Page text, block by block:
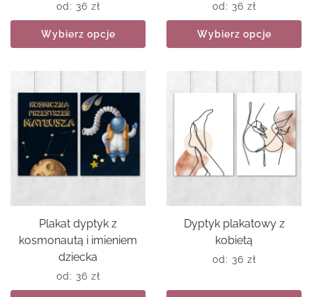
od: 36 zł
Wybierz opcje
od: 36 zł
Wybierz opcje
Plakat dyptyk z
kosmonautą i imieniem
dziecka
od: 36 zł
Dyptyk plakatowy z
kobietą
od: 36 zł